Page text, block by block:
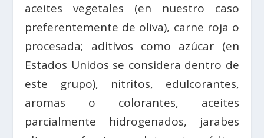
aceites vegetales (en nuestro caso
preferentemente de oliva), carne roja o
procesada; aditivos como azúcar (en
Estados Unidos se considera dentro de
este grupo), nitritos, edulcorantes,
aromas o colorantes, aceites
parcialmente hidrogenados, jarabes